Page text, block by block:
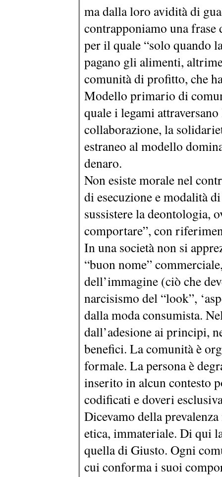
ma dalla loro avidità di
contrapponiamo una
per il quale “solo quando
pagano gli alimenti,
comunità di profitto, che
Modello primario di
quale i legami
collaborazione, la
estraneo al modello
denaro.
Non esiste morale nel
di esecuzione e modalità
sussistere la deontologia,
comportare”, con
In una società non si
“buon nome”
dell’immagine (ciò che
narcisismo del “look”,
dalla moda consumista.
dall’adesione ai principi,
benefici. La comunità è
formale. La persona è
inserito in alcun contesto
codificati e doveri
Dicevamo della
etica, immateriale. Di qui
quella di Giusto. Ogni
cui conforma i suoi